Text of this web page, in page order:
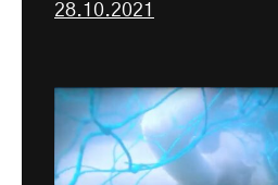
28.10.2021